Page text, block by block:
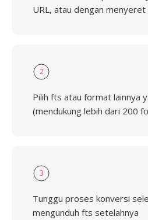
URL, atau dengan menyeret
2
Pilih fts atau format lainnya
(mendukung lebih dari 200
3
Tunggu proses konversi
mengunduh fts setelahnya